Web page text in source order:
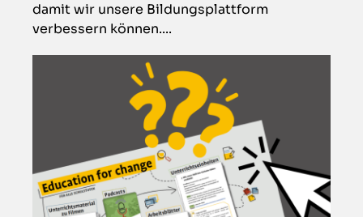
damit wir unsere Bildungsplattform
verbessern können....